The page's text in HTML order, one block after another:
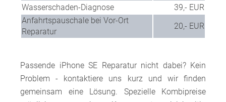
Wasserschaden-Diagnose
39,- EUR
Anfahrtspauschale bei Vor-Ort
Reparatur
20,- EUR
Passende iPhone SE Reparatur nicht dabei? Kein
Problem - kontaktiere uns kurz und wir finden
gemeinsam eine Lösung. Spezielle Kombipreise